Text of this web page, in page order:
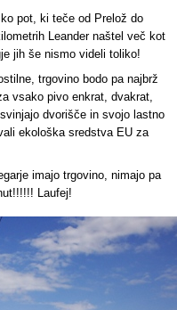
pot, ki teče od Prelož do
Leander naštel več kot
jih še nismo videli toliko!
trgovino bodo pa najbrž
vsako pivo enkrat, dvakrat,
dvorišče in svojo lastno
ekološka sredstva EU za
imajo trgovino, nimajo pa
Laufej!